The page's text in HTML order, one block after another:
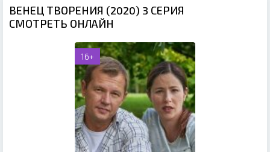
ВЕНЕЦ ТВОРЕНИЯ (2020) 3 СЕРИЯ
СМОТРЕТЬ ОНЛАЙН
16+